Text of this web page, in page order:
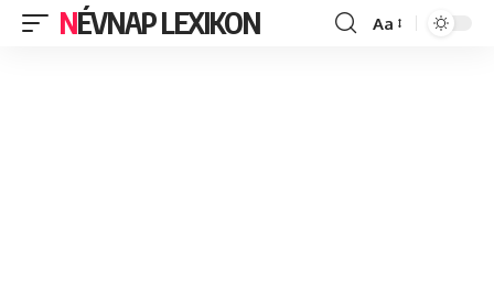
NÉVNAP LEXIKON
Font
Aa